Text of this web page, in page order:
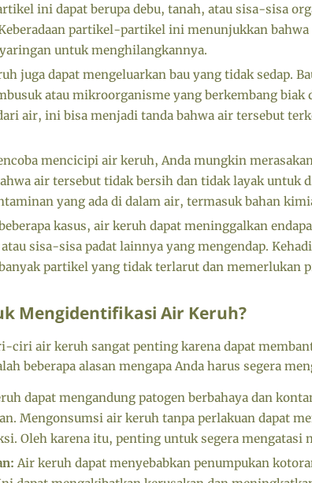
ini dapat berupa debu, tanah, atau sisa-sisa
partikel-partikel ini menunjukkan
untuk menghilangkannya.
juga dapat mengeluarkan bau yang tidak sedap.
atau mikroorganisme yang berkembang biak
air, ini bisa menjadi tanda bahwa air tersebut
mencicipi air keruh, Anda mungkin
air tersebut tidak bersih dan tidak layak untuk
yang ada di dalam air, termasuk bahan
kasus, air keruh dapat meninggalkan
sisa-sisa padat lainnya yang mengendap.
partikel yang tidak terlarut dan memerlukan
Mengidentifikasi Air Keruh?
air keruh sangat penting karena dapat
beberapa alasan mengapa Anda harus segera
dapat mengandung patogen berbahaya dan
Mengonsumsi air keruh tanpa perlakuan dapat
Oleh karena itu, penting untuk segera mengatasi
Air keruh dapat menyebabkan penumpukan